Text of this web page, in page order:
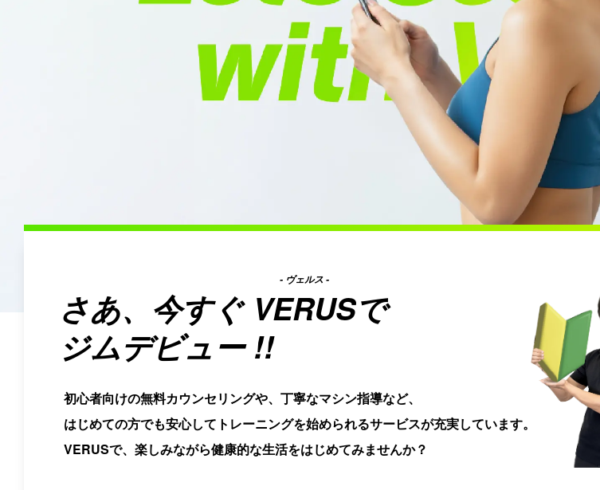
さあ、今すぐ VERUS
- ヴェルス -
で
ジムデビュー !!
初心者向けの無料カウンセリングや、丁寧なマシン指導など、
はじめての方でも安心してトレーニングを始められるサービスが充実しています。
VERUSで、楽しみながら健康的な生活をはじめてみませんか？